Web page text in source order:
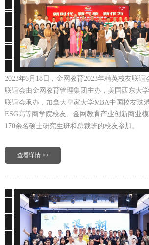
2023年6月18日，金网教育2023年精英校友联
联谊会由金网教育管理集团主办，美国西东大
联谊会承办，加拿大皇家大学MBA中国校友珠
ESG高等商学院校友、金网教育产业创新商业
170余名硕士研究生班和总裁班的校友参加。
查看详情 >>